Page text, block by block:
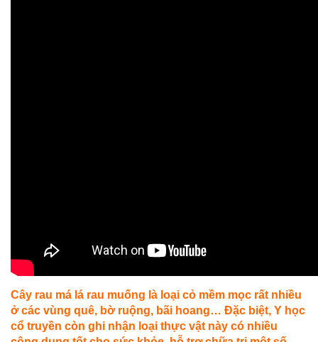
Cây rau má lá rau muống là loại cỏ mềm mọc rất nhiều
ở các vùng quê, bờ ruộng, bãi hoang… Đặc biệt, Y học
cổ truyền còn ghi nhận loại thực vật này có nhiều